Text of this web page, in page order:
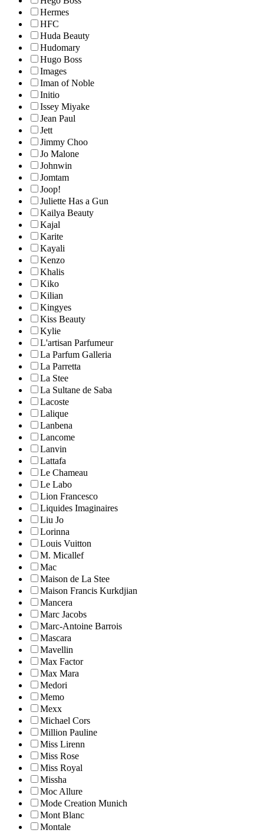
Hermes
HFC
Huda Beauty
Hudomary
Hugo Boss
Images
Iman of Noble
Initio
Issey Miyake
Jean Paul
Jett
Jimmy Choo
Jo Malone
Johnwin
Jomtam
Joop!
Juliette Has a Gun
Kailya Beauty
Kajal
Karite
Kayali
Kenzo
Khalis
Kiko
Kilian
Kingyes
Kiss Beauty
Kylie
L'artisan Parfumeur
La Parfum Galleria
La Parretta
La Stee
La Sultane de Saba
Lacoste
Lalique
Lanbena
Lancome
Lanvin
Lattafa
Le Chameau
Le Labo
Lion Francesco
Liquides Imaginaires
Liu Jo
Lorinna
Louis Vuitton
M. Micallef
Mac
Maison de La Stee
Maison Francis Kurkdjian
Mancera
Marc Jacobs
Marc-Antoine Barrois
Mascara
Mavellin
Max Factor
Max Mara
Medori
Memo
Mexx
Michael Cors
Million Pauline
Miss Lirenn
Miss Rose
Miss Royal
Missha
Moc Allure
Mode Creation Munich
Mont Blanc
Montale